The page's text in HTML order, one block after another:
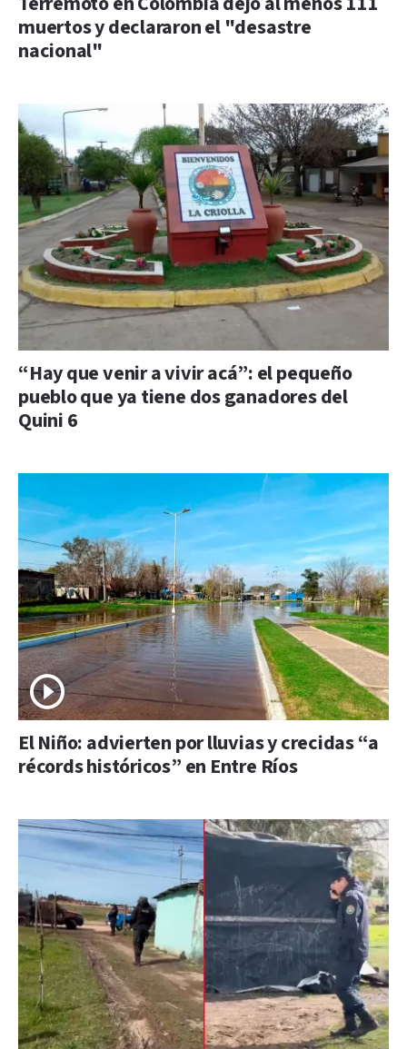
muertos y declararon el "desastre
nacional"
“Hay que venir a vivir acá”: el pequeño
pueblo que ya tiene dos ganadores del
Quini 6
El Niño: advierten por lluvias y crecidas “a
récords históricos” en Entre Ríos